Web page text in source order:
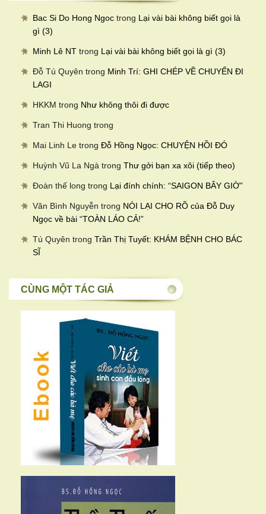
Bac Si Do Hong Ngoc trong Lại vài bài không biết gọi là
gì (3)
Minh Lê NT trong Lại vài bài không biết gọi là gì (3)
Đỗ Tú Quyên trong Minh Trí: GHI CHÉP VỀ CHUYẾN ĐI
LAGI
HKKM trong Như không thôi đi được
Tran Thi Huong trong
Mai Linh Le trong Đỗ Hồng Ngọc: CHUYỆN HỒI ĐÓ
Huỳnh Vũ La Ngà trong Thư gởi bạn xa xôi (tiếp theo)
Đoàn thế long trong Lại đính chính: “SAIGON BÂY GIỜ”
Văn Bình Nguyễn trong NÓI LẠI CHO RÕ của Đỗ Duy
Ngọc về bài “TOÀN LÁO CẢ!”
Tú Quyên trong Trần Thị Tuyết: KHÁM BỆNH CHO BÁC
SĨ
CÙNG MỘT TÁC GIẢ